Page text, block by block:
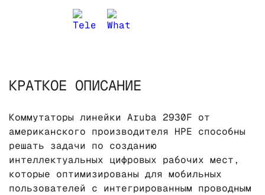
КРАТКОЕ ОПИСАНИЕ
Коммутаторы линейки Aruba 2930F от
американского производителя HPE способны
решать задачи по созданию
интеллектуальных цифровых рабочих мест,
которые оптимизированы для мобильных
пользователей с интегрированным проводным